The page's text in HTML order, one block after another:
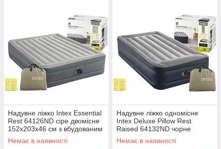
Надувне ліжко Intex Essential
Rest 64126ND сіре двомісне
152х203х46 см з вбудованим
насосом та сумкою
Немає в наявності
Надувне ліжко одномісне
Intex Deluxe Pillow Rest
Raised 64132ND чорне
велюрове з електронасосом
99х191х42 см
Немає в наявності